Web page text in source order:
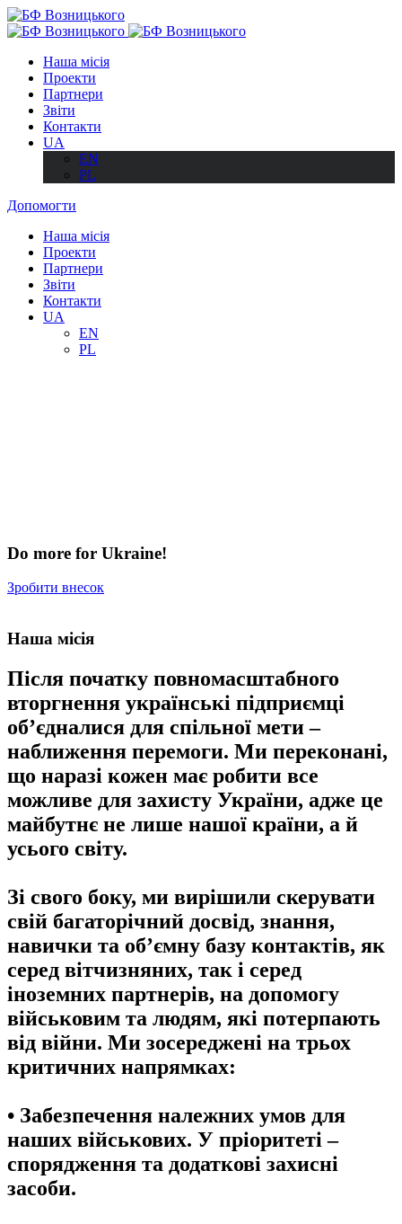
Наша місія
Проекти
Партнери
Звіти
Контакти
UA
EN
PL
Допомогти
Наша місія
Проекти
Партнери
Звіти
Контакти
UA
EN
PL
Do more for Ukraine!
Зробити внесок
Наша місія
Після початку повномасштабного
вторгнення українські підприємці
об’єдналися для спільної мети –
наближення перемоги. Ми переконані,
що наразі кожен має робити все
можливе для захисту України, адже це
майбутнє не лише нашої країни, а й
усього світу.
Зі свого боку, ми вирішили скерувати
свій багаторічний досвід, знання,
навички та об’ємну базу контактів, як
серед вітчизняних, так і серед
іноземних партнерів, на допомогу
військовим та людям, які потерпають
від війни. Ми зосереджені на трьох
критичних напрямках:
• Забезпечення належних умов для
наших військових. У пріоритеті –
спорядження та додаткові захисні
засоби.